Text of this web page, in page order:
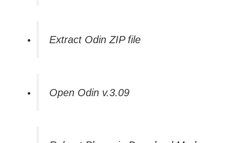
Extract Odin ZIP file
Open Odin v.3.09